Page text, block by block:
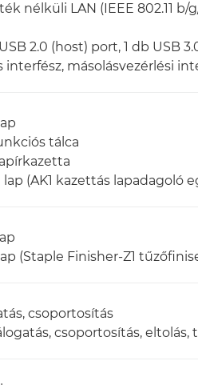
nélküli LAN (IEEE 802.11 b/
2.0 (host) port, 1 db USB
interfész, másolásvezérlési
tálca
(AK1 kazettás lapadagoló
(Staple Finisher-Z1
csoportosítás
csoportosítás, eltolás,